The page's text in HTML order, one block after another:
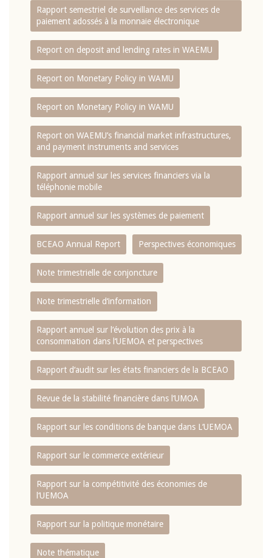
Rapport semestriel de surveillance des services de
paiement adossés à la monnaie électronique
Report on deposit and lending rates in WAEMU
Report on Monetary Policy in WAMU
Report on Monetary Policy in WAMU
Report on WAEMU’s financial market infrastructures,
and payment instruments and services
Rapport annuel sur les services financiers via la
téléphonie mobile
Rapport annuel sur les systèmes de paiement
BCEAO Annual Report Perspectives économiques
Note trimestrielle de conjoncture
Note trimestrielle d‘information
Rapport annuel sur l‘évolution des prix à la
consommation dans l‘UEMOA et perspectives
Rapport d‘audit sur les états financiers de la BCEAO
Revue de la stabilité financière dans l‘UMOA
Rapport sur les conditions de banque dans L‘UEMOA
Rapport sur le commerce extérieur
Rapport sur la compétitivité des économies de
l‘UEMOA
Rapport sur la politique monétaire
Note thématique